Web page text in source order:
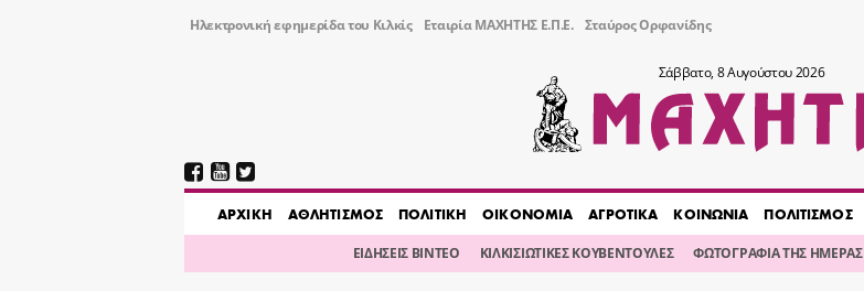
Ηλεκτρονική εφημερίδα του Κιλκίς Εταιρία ΜΑΧΗΤΗΣ Ε.Π.Ε. Σταύρος Ορφανίδης
Σάββατο, 8 Αυγούστου 2026
AΡΧΙΚΗ ΑΘΛΗΤΙΣΜΟΣ ΠΟΛΙΤΙΚΗ ΟΙΚΟΝΟΜΙΑ ΑΓΡΟΤΙΚΑ ΚΟΙΝΩΝΙΑ ΠΟΛΙΤΙΣΜΟΣ
ΕΙΔΗΣΕΙΣ ΒΙΝΤΕΟ ΚΙΛΚΙΣΙΩΤΙΚΕΣ ΚΟΥΒΕΝΤΟΥΛΕΣ ΦΩΤΟΓΡΑΦΙΑ ΤΗΣ ΗΜΕΡΑΣ